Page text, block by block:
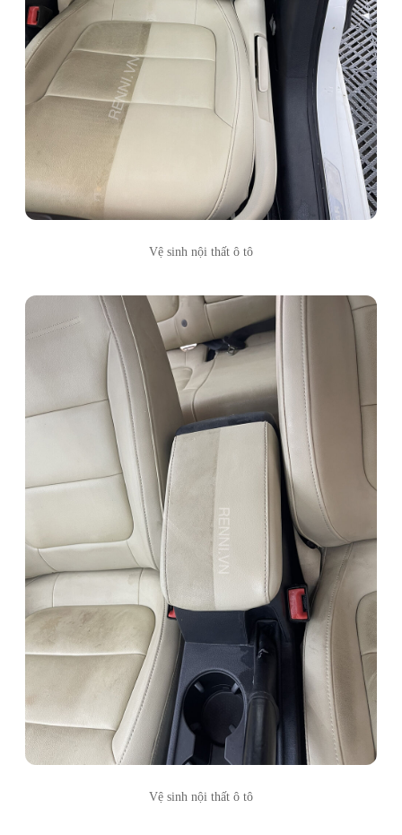
Vệ sinh nội thất ô tô
Vệ sinh nội thất ô tô